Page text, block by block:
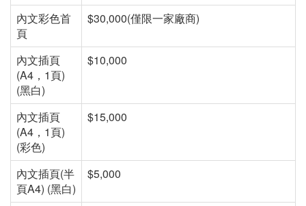
內文彩色首
頁
$30,000(僅限一家廠商)
內文插頁
(A4，1頁)
(黑白)
$10,000
內文插頁
(A4，1頁)
(彩色)
$15,000
內文插頁(半
頁A4) (黑白)
$5,000